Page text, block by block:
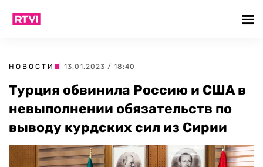
НОВОСТИ | 13.01.2023 / 18:40
Турция обвинила Россию и США в
невыполнении обязательств по
выводу курдских сил из Сирии